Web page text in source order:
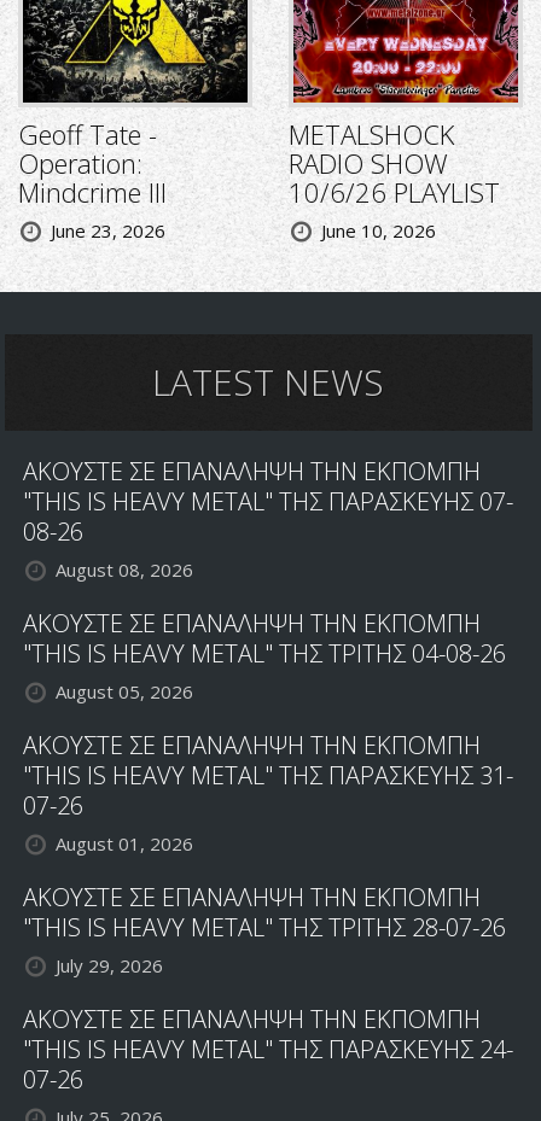
Geoff Tate -
Operation:
Mindcrime III
June 23, 2026
METALSHOCK
RADIO SHOW
10/6/26 PLAYLIST
June 10, 2026
LATEST NEWS
ΑΚΟΥΣΤΕ ΣΕ ΕΠΑΝΑΛΗΨΗ ΤΗΝ ΕΚΠΟΜΠΗ
"THIS IS HEAVY METAL" ΤΗΣ ΠΑΡΑΣΚΕΥΗΣ 07-
08-26
August 08, 2026
ΑΚΟΥΣΤΕ ΣΕ ΕΠΑΝΑΛΗΨΗ ΤΗΝ ΕΚΠΟΜΠΗ
"THIS IS HEAVY METAL" ΤΗΣ ΤΡΙΤΗΣ 04-08-26
August 05, 2026
ΑΚΟΥΣΤΕ ΣΕ ΕΠΑΝΑΛΗΨΗ ΤΗΝ ΕΚΠΟΜΠΗ
"THIS IS HEAVY METAL" ΤΗΣ ΠΑΡΑΣΚΕΥΗΣ 31-
07-26
August 01, 2026
ΑΚΟΥΣΤΕ ΣΕ ΕΠΑΝΑΛΗΨΗ ΤΗΝ ΕΚΠΟΜΠΗ
"THIS IS HEAVY METAL" ΤΗΣ ΤΡΙΤΗΣ 28-07-26
July 29, 2026
ΑΚΟΥΣΤΕ ΣΕ ΕΠΑΝΑΛΗΨΗ ΤΗΝ ΕΚΠΟΜΠΗ
"THIS IS HEAVY METAL" ΤΗΣ ΠΑΡΑΣΚΕΥΗΣ 24-
07-26